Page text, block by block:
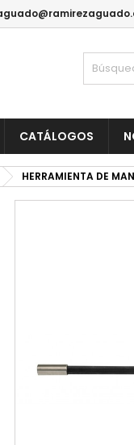
CATÁLOGOS
HERRAMIENTA DE